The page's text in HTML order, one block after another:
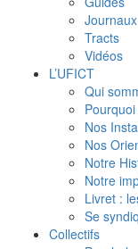
Journaux
Tracts
Vidéos
L’UFICT
Qui
Nos
Nos
Notre
Notre
Livret :
Se
Collectifs